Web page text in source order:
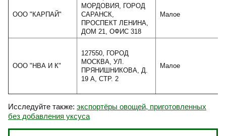
ООО "КАРПАЙ"
МОРДОВИЯ, ГОРОД
САРАНСК,
ПРОСПЕКТ ЛЕНИНА,
ДОМ 21, ОФИС 318
Малое
ООО "НВА И К"
127550, ГОРОД
МОСКВА, УЛ.
ПРЯНИШНИКОВА, Д.
19 А, СТР. 2
Малое
Исследуйте также: экспортёры овощей, приготовленных
без добавления уксуса